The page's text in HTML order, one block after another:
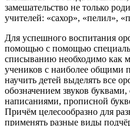
замешательство не только
учителей: «сахор», «пелил»,
Для успешного воспитания
помощью с помощью
списыванию необходимо как
учеников с наиболее общими
научить детей выделять все
обозначением звуков
написаниями, прописной
Причём целесообразно для
применять разные виды